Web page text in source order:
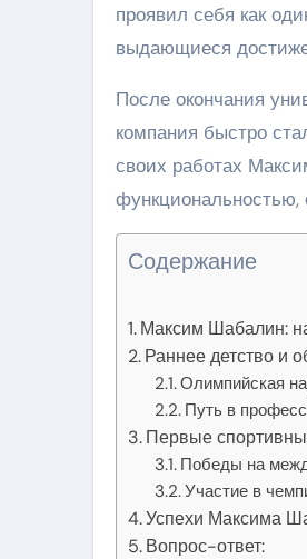
проявил себя как
выдающиеся
После окончания
компания быстро
своих работах
Содержание
Максим Шабалин:
Раннее детство и
Олимпийская
Путь в
Первые
Победы на
Участие в
Успехи Максима
Вопрос-ответ: